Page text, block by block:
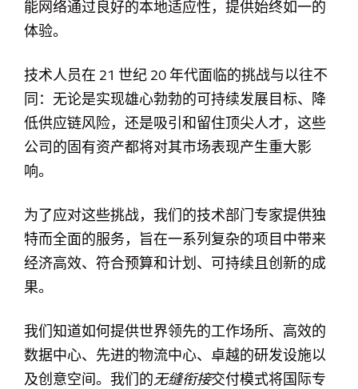
能网络通过良好的本地适应性，提供始终如一的
体验。
技术人员在 21 世纪 20 年代面临的挑战与以往不
同：无论是实现雄心勃勃的可持续发展目标、降
低供应链风险，还是吸引和留住顶尖人才，这些
公司的固有资产都将对其市场表现产生重大影
响。
为了应对这些挑战，我们的技术部门专家提供独
特而全面的服务，旨在一系列复杂的项目中带来
经济高效、符合预算和计划、可持续且创新的成
果。
我们知道如何提供世界领先的工作场所、高效的
数据中心、先进的物流中心、卓越的研发设施以
及创意空间。我们的无缝衔接交付模式将国际专